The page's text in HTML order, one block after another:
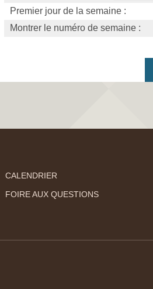
Premier jour de la semaine :
Montrer le numéro de semaine :
CALENDRIER
FOIRE AUX QUESTIONS